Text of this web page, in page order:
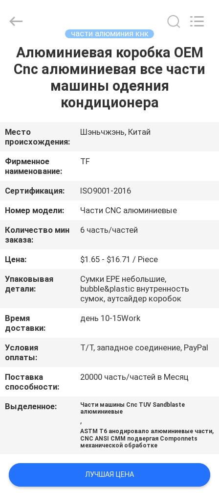
ДОМОЙ
ПРОДУКТЫ
НАС
ЭКСКУРСИЯ
ПО
ЗАВОДУ
КОНТРОЛЬ
КАЧЕСТВА
СВЯЖИТЕСЬ
С
ЗАПРОСИТЕ
ЦИТАТУ
ПОЛИТИКА
КОНФИДЕНЦИАЛЬНОСТИ
Technology
Reserved.
части алюминия кнк
Алюминиевая коробка OEM
Cnc алюминиевая все части
машины одеяния
кондиционера
Место
происхождения:
Шэньчжэнь, Китай
Фирменное
наименование:
TF
Сертификация:
ISO9001-2016
Номер модели:
Части CNC алюминиевые
Количество мин
заказа:
6 часть/частей
Цена:
$1.65 - $16.71 / Piece
Упаковывая
детали:
Сумки EPE небольшие,
bubble&plastic внутренность
сумок, аутсайдер коробок
Время
доставки:
день 10-15Work
Условия
оплаты:
T/T, западное соединение, PayPal
Поставка
способности:
20000 часть/частей в Месяц
Выделенное:
Части машины Cnc TUV Sandblaste
алюминиевые
,
ASTM T6 анодировало алюминиевые части,
CNC ANSI CMM подвергая Componnets
механической обработке
ЛУЧШАЯ ЦЕНА